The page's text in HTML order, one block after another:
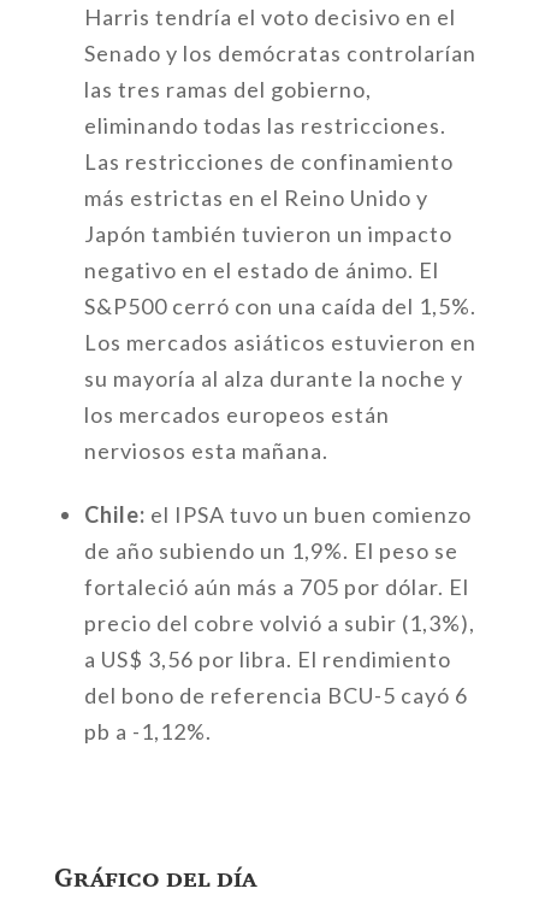
Harris tendría el voto decisivo en el
Senado y los demócratas controlarían
las tres ramas del gobierno,
eliminando todas las restricciones.
Las restricciones de confinamiento
más estrictas en el Reino Unido y
Japón también tuvieron un impacto
negativo en el estado de ánimo. El
S&P500 cerró con una caída del 1,5%.
Los mercados asiáticos estuvieron en
su mayoría al alza durante la noche y
los mercados europeos están
nerviosos esta mañana.
Chile: el IPSA tuvo un buen comienzo
de año subiendo un 1,9%. El peso se
fortaleció aún más a 705 por dólar. El
precio del cobre volvió a subir (1,3%),
a US$ 3,56 por libra. El rendimiento
del bono de referencia BCU-5 cayó 6
pb a -1,12%.
Gráfico del día